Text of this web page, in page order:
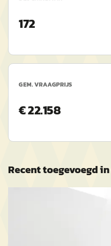
172
GEM. VRAAGPRIJS
€ 22.158
Recent toegevoegd in